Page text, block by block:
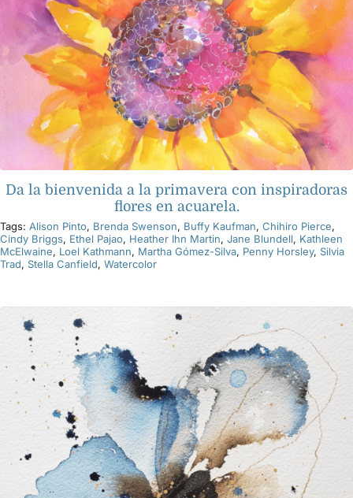
Da la bienvenida a la primavera con inspiradoras
flores en acuarela.
Tags: Alison Pinto, Brenda Swenson, Buffy Kaufman, Chihiro Pierce,
Cindy Briggs, Ethel Pajao, Heather Ihn Martin, Jane Blundell, Kathleen
McElwaine, Loel Kathmann, Martha Gómez-Silva, Penny Horsley, Silvia
Trad, Stella Canfield, Watercolor